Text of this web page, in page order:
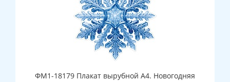
ФМ1-18179 Плакат вырубной А4. Новогодняя